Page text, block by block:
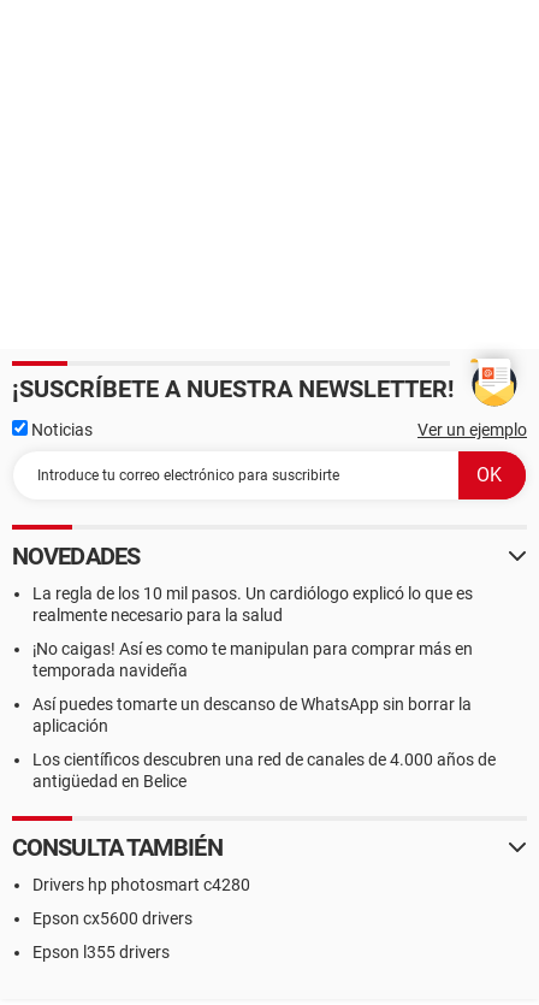
¡SUSCRÍBETE A NUESTRA NEWSLETTER!
Noticias Ver un ejemplo
NOVEDADES
La regla de los 10 mil pasos. Un cardiólogo explicó lo que es
realmente necesario para la salud
¡No caigas! Así es como te manipulan para comprar más en
temporada navideña
Así puedes tomarte un descanso de WhatsApp sin borrar la
aplicación
Los científicos descubren una red de canales de 4.000 años de
antigüedad en Belice
CONSULTA TAMBIÉN
Drivers hp photosmart c4280
Epson cx5600 drivers
Epson l355 drivers